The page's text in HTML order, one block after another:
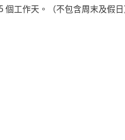
工作天。（不包含周末及假日